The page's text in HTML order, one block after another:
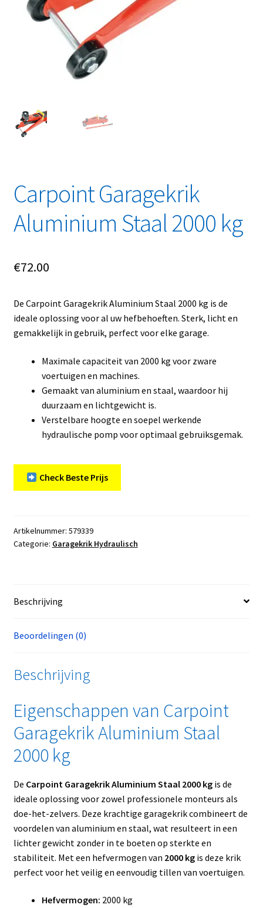
Linkpartners
Privacybeleid
Videos
Winkelwagen
Carpoint Garagekrik
Aluminium Staal 2000 kg
€72.00
De Carpoint Garagekrik Aluminium Staal 2000 kg is de
ideale oplossing voor al uw hefbehoeften. Sterk, licht en
gemakkelijk in gebruik, perfect voor elke garage.
Maximale capaciteit van 2000 kg voor zware
voertuigen en machines.
Gemaakt van aluminium en staal, waardoor hij
duurzaam en lichtgewicht is.
Verstelbare hoogte en soepel werkende
hydraulische pomp voor optimaal gebruiksgemak.
Check Beste Prijs
Artikelnummer: 579339
Categorie: Garagekrik Hydraulisch
Beschrijving
Beoordelingen (0)
Beschrijving
Eigenschappen van Carpoint
Garagekrik Aluminium Staal
2000 kg
De Carpoint Garagekrik Aluminium Staal 2000 kgis de
ideale oplossing voor zowel professionele monteurs als
doe-het-zelvers. Deze krachtige garagekrik combineert de
voordelen van aluminium en staal, wat resulteert in een
lichter gewicht zonder in te boeten op sterkte en
stabiliteit. Met een hefvermogen van 2000 kgis deze krik
perfect voor het veilig en eenvoudig tillen van voertuigen.
Hefvermogen: 2000 kg